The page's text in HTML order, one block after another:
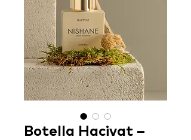
Botella Hacivat –